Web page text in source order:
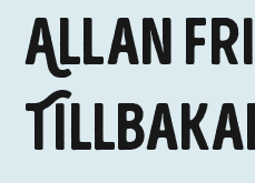
Allan